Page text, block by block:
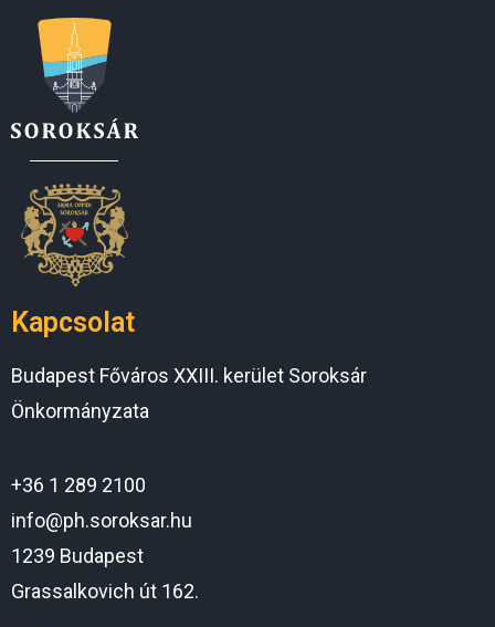
Kapcsolat
Budapest Főváros XXIII. kerület Soroksár
Önkormányzata
+36 1 289 2100
info@ph.soroksar.hu
1239 Budapest
Grassalkovich út 162.